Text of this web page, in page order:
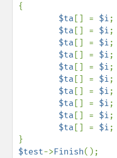
{
$ta [] = $i;
$ta [] = $i;
$ta [] = $i;
$ta [] = $i;
$ta [] = $i;
$ta [] = $i;
$ta [] = $i;
$ta [] = $i;
$ta [] = $i;
$ta [] = $i;
$test->Finish();